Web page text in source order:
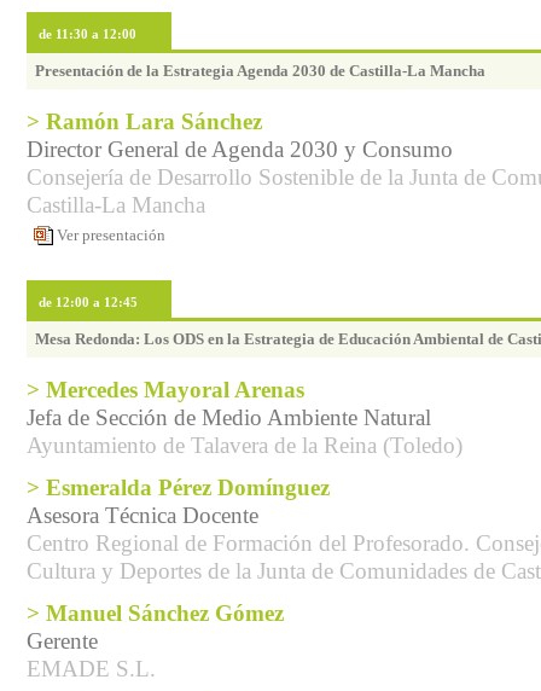
de 11:30 a 12:00
Presentación de la Estrategia Agenda 2030 de Castilla-La Mancha
> Ramón Lara Sánchez
Director General de Agenda 2030 y Consumo
Consejería de Desarrollo Sostenible de la Junta de
Castilla-La Mancha
Ver presentación
de 12:00 a 12:45
Mesa Redonda: Los ODS en la Estrategia de Educación Ambiental de
> Mercedes Mayoral Arenas
Jefa de Sección de Medio Ambiente Natural
Ayuntamiento de Talavera de la Reina (Toledo)
> Esmeralda Pérez Domínguez
Asesora Técnica Docente
Centro Regional de Formación del Profesorado.
Cultura y Deportes de la Junta de Comunidades de
> Manuel Sánchez Gómez
Gerente
EMADE S.L.